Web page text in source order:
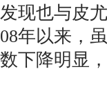
现也与皮
年以来，
下降明显